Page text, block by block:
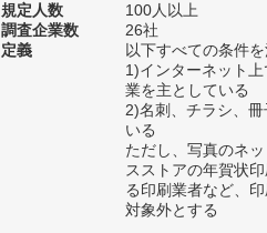
規定人数
100人以上
調査企業数
26社
定義
以下すべての条件
1)インターネット
業を主としている
2)名刺、チラシ、
いる
ただし、写真のネ
スストアの年賀状
る印刷業者など、
対象外とする